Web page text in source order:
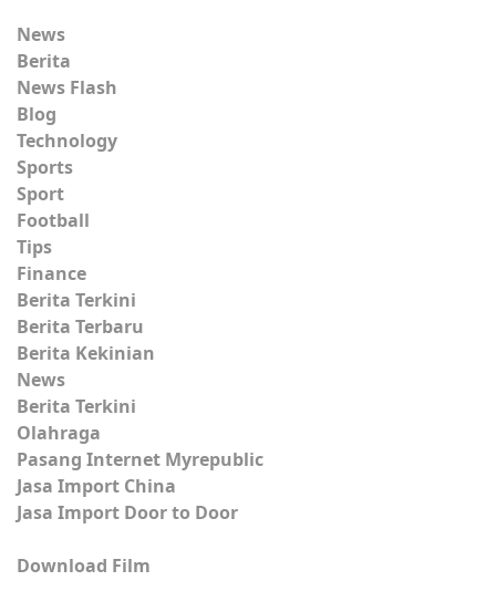
News
Berita
News Flash
Blog
Technology
Sports
Sport
Football
Tips
Finance
Berita Terkini
Berita Terbaru
Berita Kekinian
News
Berita Terkini
Olahraga
Pasang Internet Myrepublic
Jasa Import China
Jasa Import Door to Door
Download Film